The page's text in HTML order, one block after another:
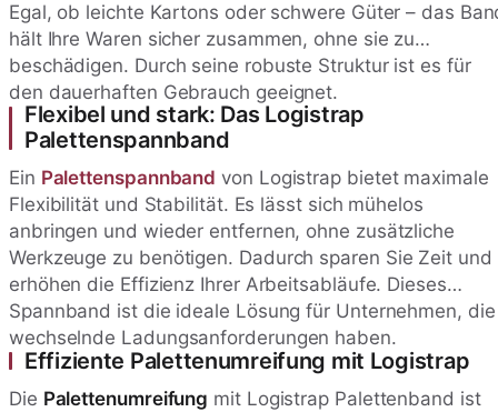
Egal, ob leichte Kartons oder schwere Güter – das
hält Ihre Waren sicher zusammen, ohne sie zu
beschädigen. Durch seine robuste Struktur ist es für
den dauerhaften Gebrauch geeignet.
Flexibel und stark: Das Logistrap
Palettenspannband
Ein Palettenspannband von Logistrap bietet maximale
Flexibilität und Stabilität. Es lässt sich mühelos
anbringen und wieder entfernen, ohne zusätzliche
Werkzeuge zu benötigen. Dadurch sparen Sie Zeit und
erhöhen die Effizienz Ihrer Arbeitsabläufe. Dieses
Spannband ist die ideale Lösung für Unternehmen, die
wechselnde Ladungsanforderungen haben.
Effiziente Palettenumreifung mit Logistrap
Die Palettenumreifung mit Logistrap Palettenband ist